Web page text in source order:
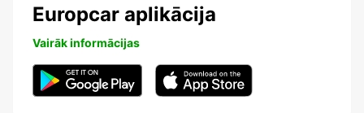
Europcar aplikācija
Vairāk informācijas